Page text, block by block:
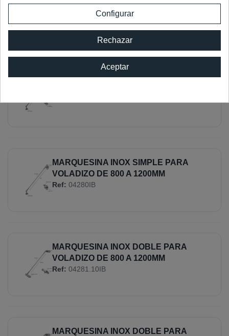
VOLADIZO DE 1300 A 1700MM
04280.11IB
MARQUESINA INOX SIMPLE PARA
MARQUESINA INOX SIMPLE PARA
VOLADIZO DE 800 A 1200MM
Ref: 04280IB
MARQUESINA INOX DOBLE PARA
VOLADIZO DE 800 A 1200MM
Ref: 04281.10IB
MARQUESINA INOX DOBLE PARA
Configurar
Rechazar
Aceptar